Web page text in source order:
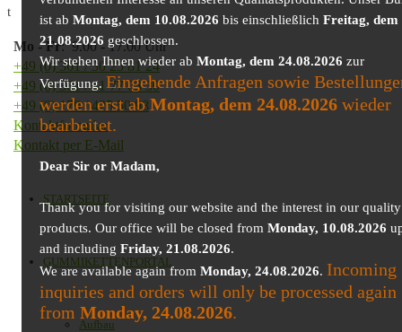
t
Mo -Fr: 9.00 - 17.00 Uhr
+49 (0) 361 / 30 25 81 24
+49 (0) 361 / 41 77 03 30
+49 (0) 179 / 425 50 98
Kontaktformular
Kontakt per E-Mail
STARTSEITE
GUMMIKETTENPORTAL
Aufbau
ist ab Montag, dem 10.08.2026 bis einschließlich Freitag, dem
21.08.2026 geschlossen.
Wir stehen Ihnen wieder ab Montag, dem 24.08.2026 zur
Verfügung.Eingehende Anfragen sowie
werden erst abMontag, dem 24.08.2026wieder
bearbeitet.
Dear Sir or Madam,
Thank you for visiting our website and the interest in our quality
products. Our office will be closed from Monday, 10.08.2026
and including Friday, 21.08.2026.
We are available again from Monday, 24.08.2026. Incoming
inquiries and orders will only be processed again
from Monday, 24.08.2026.